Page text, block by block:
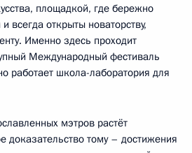
площадкой, где бережно
всегда открыты новаторству,
Именно здесь проходит
Международный фестиваль
работает школа-лаборатория для
мэтров растёт
доказательство тому – достижения